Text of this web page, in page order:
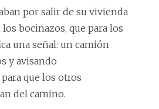
por salir de su vivienda
bocinazos, que para los
una señal: un camión
y avisando
que los otros
del camino.